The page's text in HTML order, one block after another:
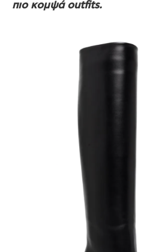
πιο κομψά outfits.